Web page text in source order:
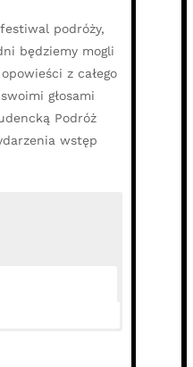
podróży,
będziemy mogli
z całego
głosami
Podróż
wstęp